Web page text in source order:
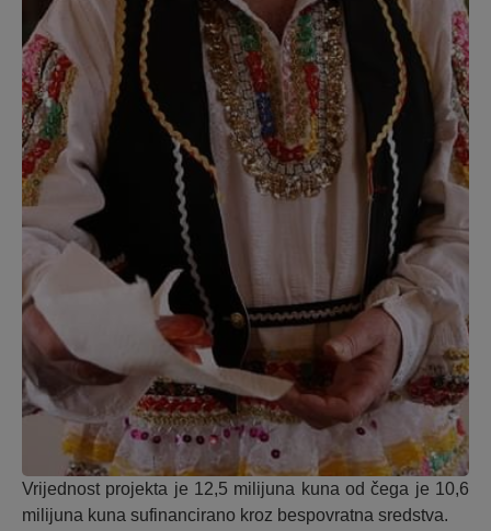
Vrijednost projekta je 12,5 milijuna kuna od čega je 10,6
milijuna kuna sufinancirano kroz bespovratna sredstva.